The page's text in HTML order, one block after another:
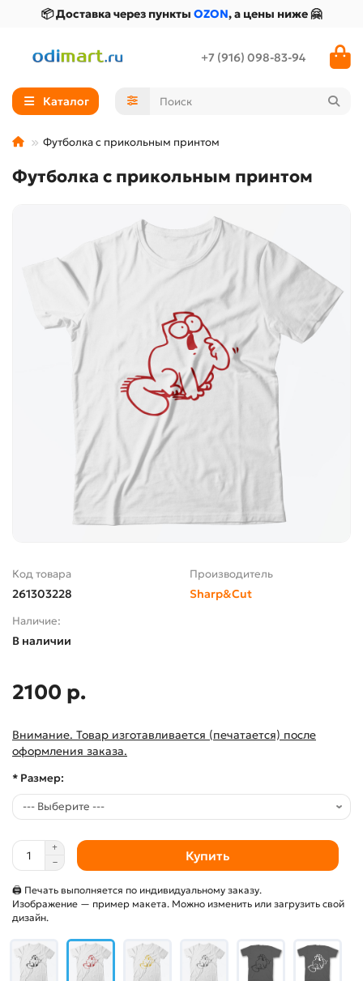
📦 Доставка через пункты OZON, а цены ниже 🤗
+7 (916) 098-83-94
Каталог
Футболка с прикольным принтом
Футболка с прикольным принтом
Код товара
261303228
Производитель
Sharp&Cut
Наличие:
В наличии
2100 р.
Внимание. Товар изготавливается (печатается) после
оформления заказа.
* Размер:
Купить
🖨 Печать выполняется по индивидуальному заказу.
Изображение — пример макета. Можно изменить или загрузить свой
дизайн.